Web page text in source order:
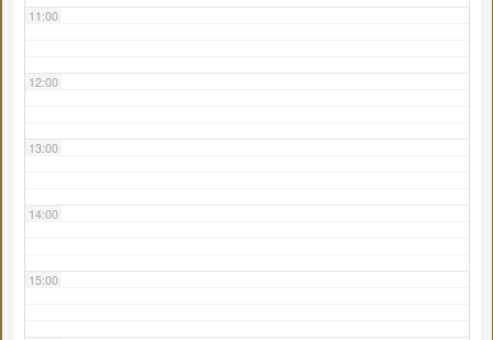
11:00
12:00
13:00
14:00
15:00